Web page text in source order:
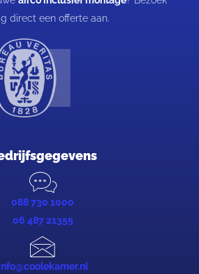
direct een offerte aan.
088 730 1000
06 487 21355